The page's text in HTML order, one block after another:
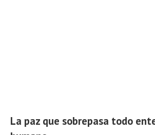
La paz que sobrepasa todo